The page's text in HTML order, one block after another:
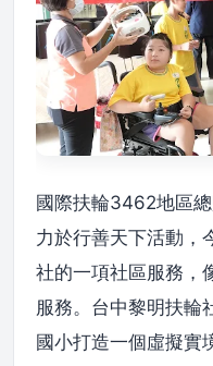
國際扶輪3462地區
力於行善天下活動，
社的一項社區服務，
服務。台中黎明扶輪
國小打造一個虛擬實